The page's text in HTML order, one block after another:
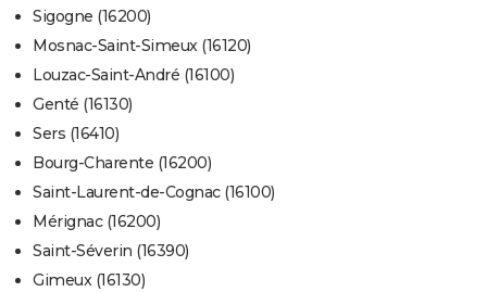
Sigogne (16200)
Mosnac-Saint-Simeux (16120)
Louzac-Saint-André (16100)
Genté (16130)
Sers (16410)
Bourg-Charente (16200)
Saint-Laurent-de-Cognac (16100)
Mérignac (16200)
Saint-Séverin (16390)
Gimeux (16130)